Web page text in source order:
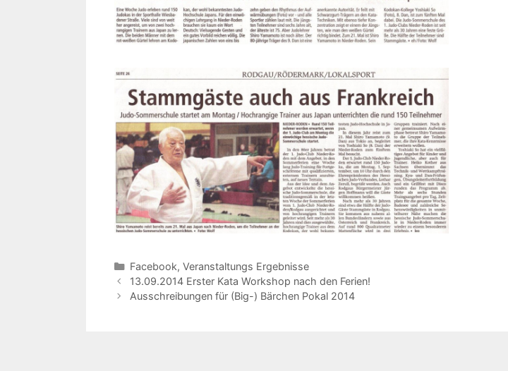
Kategorien
Facebook, Veranstaltungs Ergebnisse
Beitrags-
Navigation
13.09.2014 Erster Kata Workshop nach den Ferien!
Ausschreibungen für (Big-) Bärchen Pokal 2014